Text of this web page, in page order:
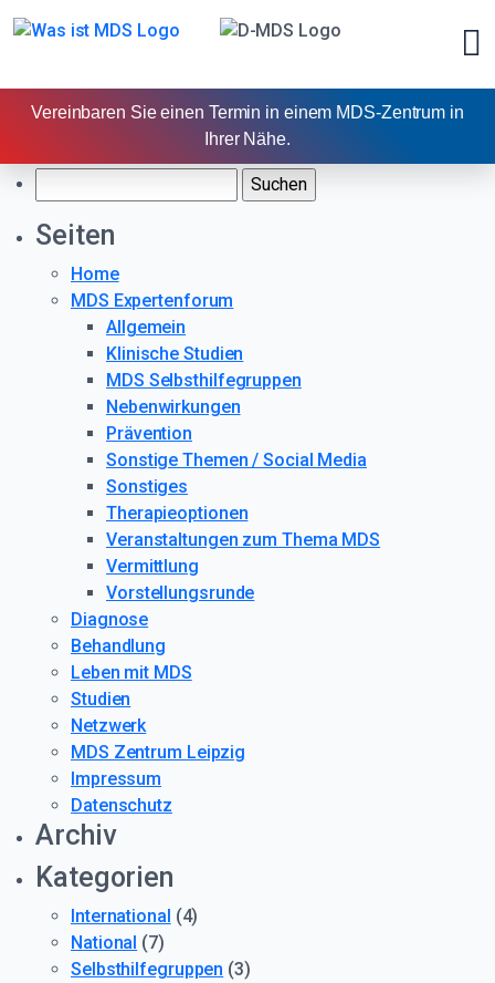
Vereinbaren Sie einen Termin in einem MDS-Zentrum in
Ihrer Nähe.
Übersicht
Diagnose
Behandlung
Leben mit MDS
Studiensuche
Netzwerk
Expertenforum
MDS Zentrum
Beitragsnavigation
Previous: EMSCO – the European MDS Studies Coordination
nach:
Seiten
Home
MDS Expertenforum
Allgemein
Klinische Studien
MDS Selbsthilfegruppen
Nebenwirkungen
Prävention
Sonstige Themen / Social Media
Sonstiges
Therapieoptionen
Veranstaltungen zum Thema MDS
Vermittlung
Vorstellungsrunde
Diagnose
Behandlung
Leben mit MDS
Studien
Netzwerk
MDS Zentrum Leipzig
Impressum
Datenschutz
Archiv
Kategorien
International (4)
National (7)
Selbsthilfegruppen (3)